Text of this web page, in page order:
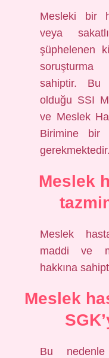
Mesleki bir
veya
şüphelenen
sahiptir. Bu
olduğu SSI
ve Meslek
Birimine bir
gerekmektedir.
Meslek
Meslek
maddi ve
hakkına
Meslek
Bu nedenle